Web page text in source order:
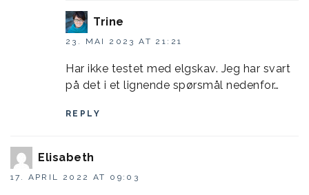
Trine
23. MAI 2023 AT 21:21
Har ikke testet med elgskav. Jeg har svart
på det i et lignende spørsmål nedenfor…
REPLY
Elisabeth
17. APRIL 2022 AT 09:03